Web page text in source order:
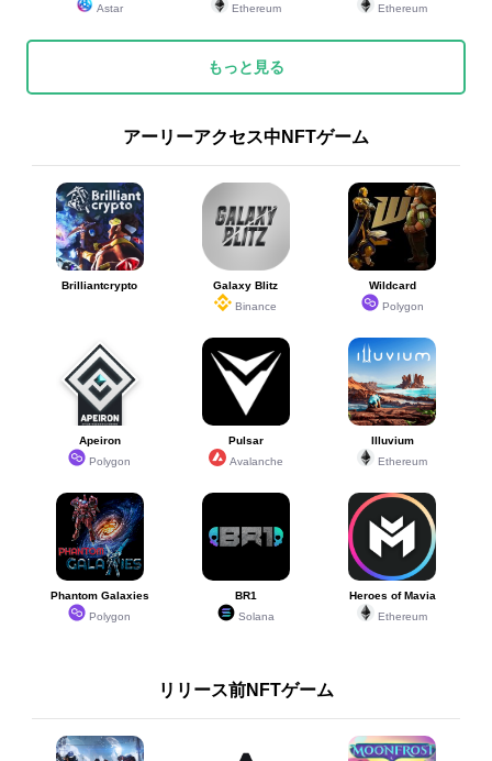
Astar
Ethereum
Ethereum
もっと見る
アーリーアクセス中NFTゲーム
Brilliantcrypto
Galaxy Blitz
Binance
Wildcard
Polygon
Apeiron
Polygon
Pulsar
Avalanche
Illuvium
Ethereum
Phantom Galaxies
Polygon
BR1
Solana
Heroes of Mavia
Ethereum
リリース前NFTゲーム